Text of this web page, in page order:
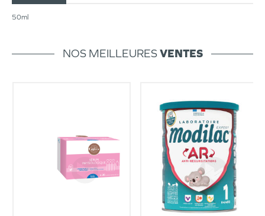
50ml
NOS MEILLEURESVENTES